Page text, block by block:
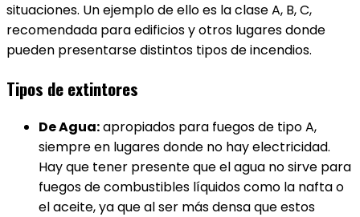
situaciones. Un ejemplo de ello es la clase A, B, C,
recomendada para edificios y otros lugares donde
pueden presentarse distintos tipos de incendios.
Tipos de extintores
De Agua:apropiados para fuegos de tipo A,
siempre en lugares donde no hay electricidad.
Hay que tener presente que el agua no sirve para
fuegos de combustibles líquidos como la nafta o
el aceite, ya que al ser más densa que estos